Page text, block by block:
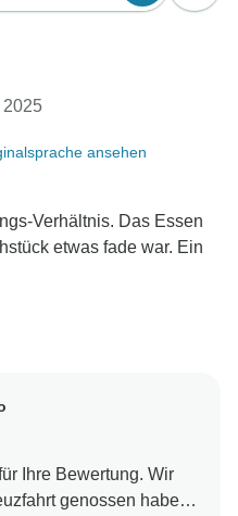
2025
ansehen
Verhältnis. Das Essen
etwas fade war. Ein
Ihre Bewertung. Wir
genossen haben.